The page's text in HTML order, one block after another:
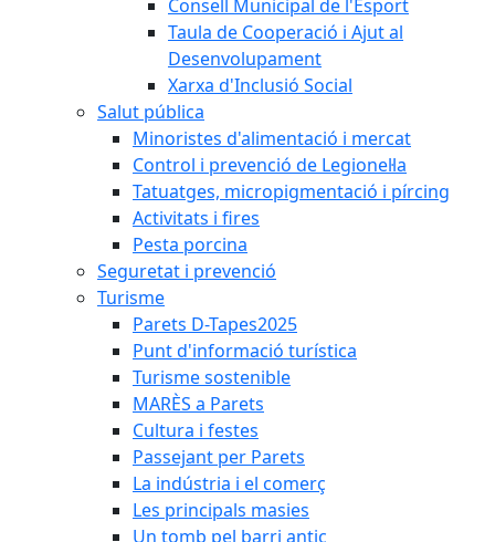
Consell Municipal de l'Esport
Taula de Cooperació i Ajut al
Desenvolupament
Xarxa d'Inclusió Social
Salut pública
Minoristes d'alimentació i mercat
Control i prevenció de Legionel·la
Tatuatges, micropigmentació i pírcing
Activitats i fires
Pesta porcina
Seguretat i prevenció
Turisme
Parets D-Tapes2025
Punt d'informació turística
Turisme sostenible
MARÈS a Parets
Cultura i festes
Passejant per Parets
La indústria i el comerç
Les principals masies
Un tomb pel barri antic